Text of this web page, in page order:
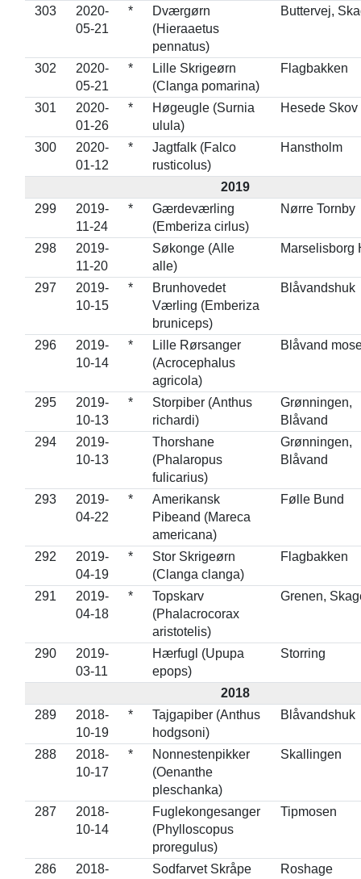
303
2020-
05-21
*
Dværgørn
(Hieraaetus
pennatus)
Buttervej,
302
2020-
05-21
*
Lille Skrigeørn
(Clanga pomarina)
Flagbakken
301
2020-
01-26
*
Høgeugle (Surnia
ulula)
Hesede Skov
300
2020-
01-12
*
Jagtfalk (Falco
rusticolus)
Hanstholm
2019
299
2019-
11-24
*
Gærdeværling
(Emberiza cirlus)
Nørre Tornby
298
2019-
11-20
Søkonge (Alle
alle)
Marselisborg
297
2019-
10-15
*
Brunhovedet
Værling (Emberiza
bruniceps)
Blåvandshuk
296
2019-
10-14
*
Lille Rørsanger
(Acrocephalus
agricola)
Blåvand
295
2019-
10-13
*
Storpiber (Anthus
richardi)
Grønningen,
Blåvand
294
2019-
10-13
Thorshane
(Phalaropus
fulicarius)
Grønningen,
Blåvand
293
2019-
04-22
*
Amerikansk
Pibeand (Mareca
americana)
Følle Bund
292
2019-
04-19
*
Stor Skrigeørn
(Clanga clanga)
Flagbakken
291
2019-
04-18
*
Topskarv
(Phalacrocorax
aristotelis)
Grenen,
290
2019-
03-11
Hærfugl (Upupa
epops)
Storring
2018
289
2018-
10-19
*
Tajgapiber (Anthus
hodgsoni)
Blåvandshuk
288
2018-
10-17
*
Nonnestenpikker
(Oenanthe
pleschanka)
Skallingen
287
2018-
10-14
Fuglekongesanger
(Phylloscopus
proregulus)
Tipmosen
286
2018-
Sodfarvet Skråpe
Roshage